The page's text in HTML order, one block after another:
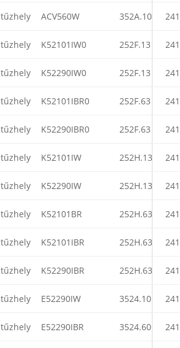
tűzhely ACV560W 352A.10
tűzhely K52101IW0 252F.13
tűzhely K52290IW0 252F.13
tűzhely K52101IBR0 252F.63
tűzhely K52290IBR0 252F.63
tűzhely K52101IW 252H.13
tűzhely K52290IW 252H.13
tűzhely K52101BR 252H.63
tűzhely K52101IBR 252H.63
tűzhely K52290IBR 252H.63
tűzhely E52290IW 3524.10
tűzhely E52290IBR 3524.60